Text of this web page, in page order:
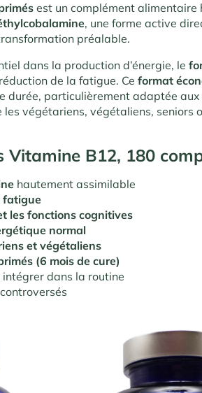
est un complément alimentaire
, une forme active
préalable.
dans la production d’énergie, le
de la fatigue. Ceformat
durée, particulièrement adaptée
végétariens, végétaliens, seniors
Vitamine B12, 180
hautement assimilable
fatigue
les fonctions cognitives
normal
et végétaliens
(6 mois de cure)
dans la routine